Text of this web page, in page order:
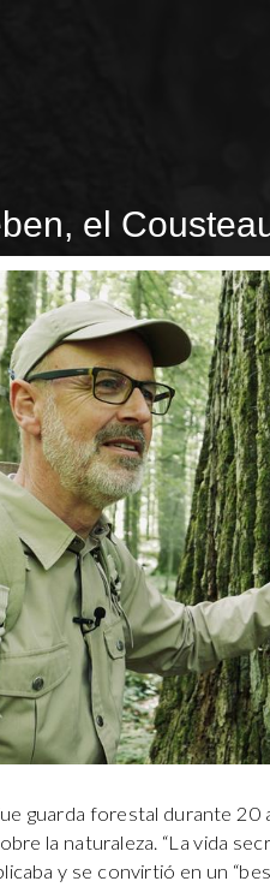
el
guarda forestal durante 20
la naturaleza. “La vida
y se convirtió en un